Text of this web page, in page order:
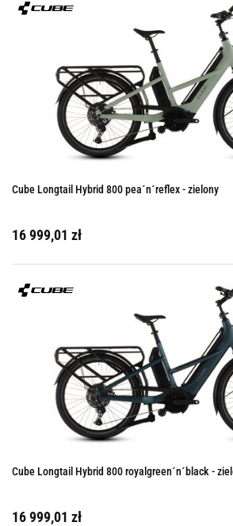
Cube Longtail Hybrid 800 pea´n´reflex - zielony
16 999,01 zł
Cube Longtail Hybrid 800 royalgreen´n´black -
16 999,01 zł